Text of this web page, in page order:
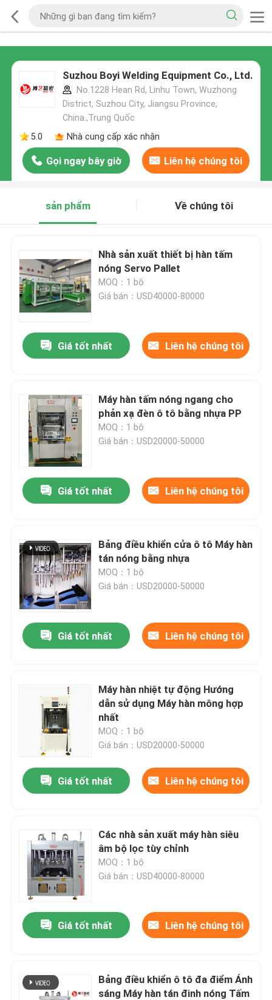
Suzhou Boyi Welding Equipment Co., Ltd.
No.1228 Hean Rd, Linhu Town, Wuzhong
District, Suzhou City, Jiangsu Province,
China.,Trung Quốc
5.0
Nhà cung cấp xác nhận
Gọi ngay bây giờ Liên hệ chúng tôi
sản phẩm Về chúng tôi
Nhà sản xuất thiết bị hàn tấm
nóng Servo Pallet
MOQ：1 bộ
Giá bán：USD40000-80000
Giá tốt nhất Liên hệ chúng tôi
Máy hàn tấm nóng ngang cho
phản xạ đèn ô tô bằng nhựa PP
MOQ：1 bộ
Giá bán：USD20000-50000
Giá tốt nhất Liên hệ chúng tôi
Bảng điều khiển cửa ô tô Máy hàn
tán nóng bằng nhựa
MOQ：1 bộ
Giá bán：USD20000-50000
Giá tốt nhất Liên hệ chúng tôi
Máy hàn nhiệt tự động Hướng
dẫn sử dụng Máy hàn mông hợp
nhất
MOQ：1 bộ
Giá bán：USD20000-50000
Giá tốt nhất Liên hệ chúng tôi
Các nhà sản xuất máy hàn siêu
âm bộ lọc tùy chỉnh
MOQ：1 bộ
Giá bán：USD40000-80000
Giá tốt nhất Liên hệ chúng tôi
Bảng điều khiển ô tô đa điểm Ánh
sáng Máy hàn tán đinh nóng Tấm